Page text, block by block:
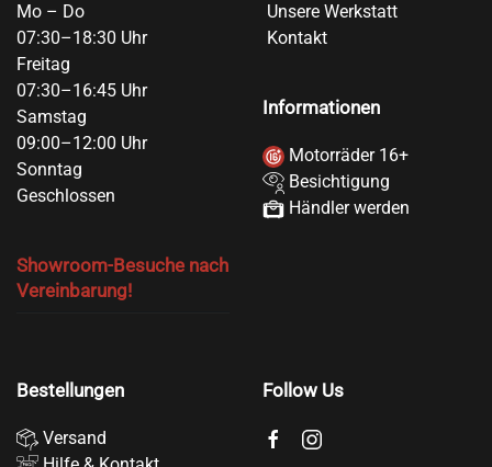
Mo – Do
07:30–18:30 Uhr
Freitag
07:30–16:45 Uhr
Samstag
09:00–12:00 Uhr
Sonntag
Geschlossen
Showroom-Besuche nach
Vereinbarung!
Unsere Werkstatt
Kontakt
Informationen
Motorräder 16+
Besichtigung
Händler werden
Bestellungen
Versand
Follow Us